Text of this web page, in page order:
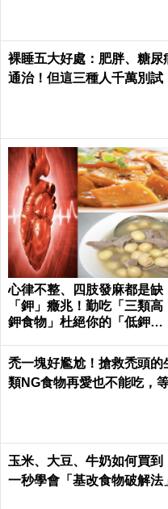
裸睡五大好處：肥胖、糖尿
通治！但這三種人千萬別試
心律不整、四肢發麻都是缺
「鉀」癥兆！勤吃「三類高
鉀食物」杜絕你的「低鉀」
禿一塊好尷尬！搶救禿頭的
類NG食物再愛也不能吃，
玉米、大豆、牛奶如何買到
一秒學會「基改食物破解法